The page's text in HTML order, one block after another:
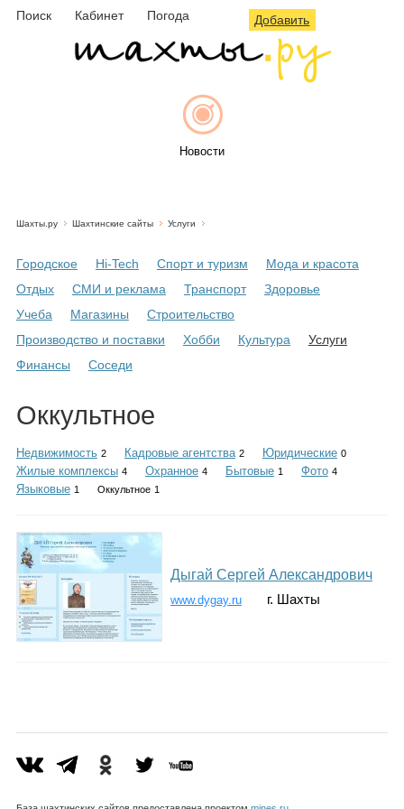
Поиск Кабинет Погода Добавить
Новости
Объявления
Гороскоп
Шахты.ру Шахтинские сайты Услуги
Городское Hi-Tech Спорт и туризм
Мода и красота
Отдых
СМИ и реклама Транспорт
Здоровье
Учеба
Магазины
Строительство
Производство и поставки
Хобби Культура
Услуги
Финансы
Соседи
Оккультное
Недвижимость 2 Кадровые агентства 2 Юридические 0
Жилые комплексы 4 Охранное 4 Бытовые 1 Фото 4
Языковые 1 Оккультное 1
Дыгай Сергей Александрович
www.dygay.ru г. Шахты